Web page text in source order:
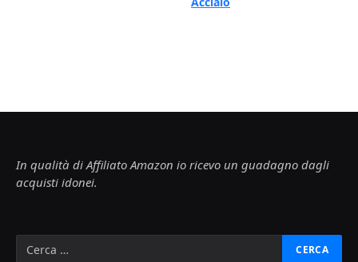
In qualità di Affiliato Amazon io ricevo un guadagno dagli
acquisti idonei.